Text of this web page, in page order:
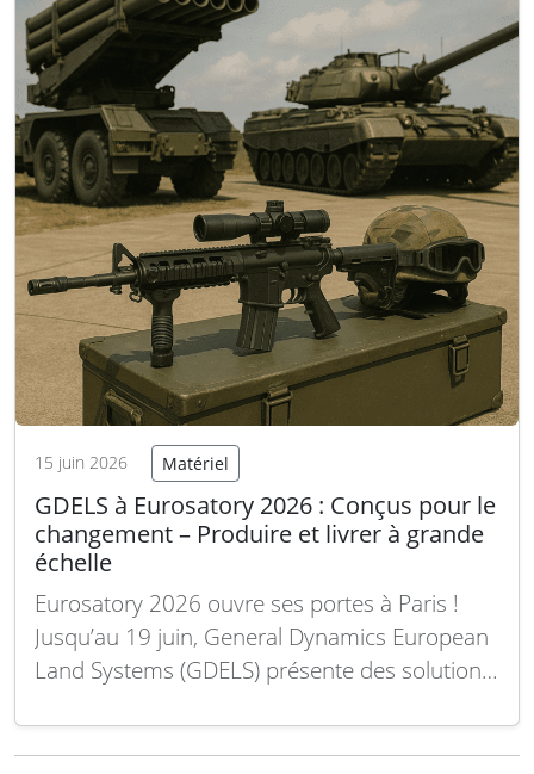
15 juin 2026 Matériel
GDELS à Eurosatory 2026 : Conçus pour le
changement – Produire et livrer à grande
échelle
Eurosatory 2026 ouvre ses portes à Paris !
Jusqu’au 19 juin, General Dynamics European
Land Systems (GDELS) présente des solutions
en pleine transformation, conçues pour être